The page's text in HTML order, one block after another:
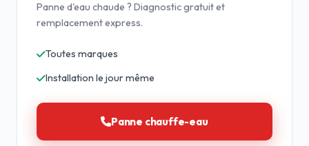
Panne d'eau chaude ? Diagnostic gratuit et
remplacement express.
Toutes marques
Installation le jour même
Panne chauffe-eau